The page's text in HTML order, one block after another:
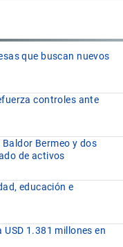
que buscan nuevos
controles ante
Bermeo y dos
de activos
educación e
USD 1.381 millones en